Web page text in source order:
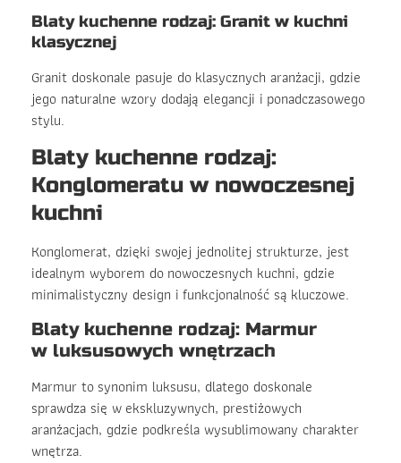
Blaty kuchenne rodzaj: Granit w kuchni
klasycznej
Granit doskonale pasuje do klasycznych aranżacji, gdzie
jego naturalne wzory dodają elegancji i ponadczasowego
stylu.
Blaty kuchenne rodzaj:
Konglomeratu w nowoczesnej
kuchni
Konglomerat, dzięki swojej jednolitej strukturze, jest
idealnym wyborem do nowoczesnych kuchni, gdzie
minimalistyczny design i funkcjonalność są kluczowe.
Blaty kuchenne rodzaj: Marmur
w luksusowych wnętrzach
Marmur to synonim luksusu, dlatego doskonale
sprawdza się w ekskluzywnych, prestiżowych
aranżacjach, gdzie podkreśla wysublimowany charakter
wnętrza.